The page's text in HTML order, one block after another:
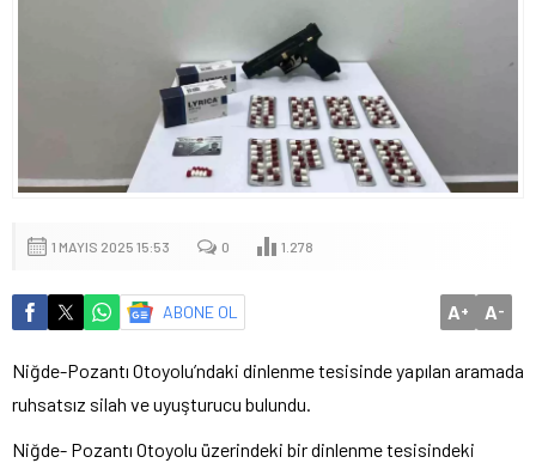
1 MAYIS 2025 15:53 0 1.278
ABONE OL A+ A-
Niğde-Pozantı Otoyolu’ndaki dinlenme tesisinde yapılan aramada
ruhsatsız silah ve uyuşturucu bulundu.
Niğde- Pozantı Otoyolu üzerindeki bir dinlenme tesisindeki